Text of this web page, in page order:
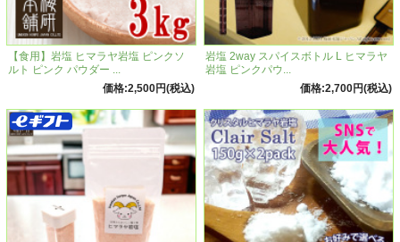
【食用】岩塩 ヒマラヤ岩塩 ピンクソ
ルト ピンク パウダー ...
価格:2,500円(税込)
岩塩 2way スパイスボトル L ヒマラヤ
岩塩 ピンクパウ...
価格:2,700円(税込)